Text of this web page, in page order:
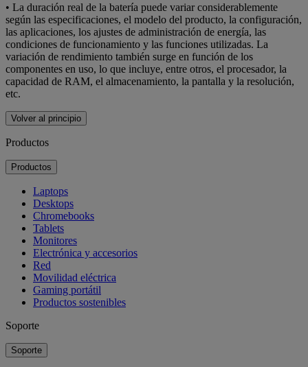
• La duración real de la batería puede variar considerablemente
según las especificaciones, el modelo del producto, la configuración,
las aplicaciones, los ajustes de administración de energía, las
condiciones de funcionamiento y las funciones utilizadas. La
variación de rendimiento también surge en función de los
componentes en uso, lo que incluye, entre otros, el procesador, la
capacidad de RAM, el almacenamiento, la pantalla y la resolución,
etc.
Volver al principio
Productos
Productos
Laptops
Desktops
Chromebooks
Tablets
Monitores
Electrónica y accesorios
Red
Movilidad eléctrica
Gaming portátil
Productos sostenibles
Soporte
Soporte